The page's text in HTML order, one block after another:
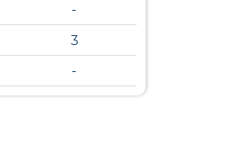
-
3
-